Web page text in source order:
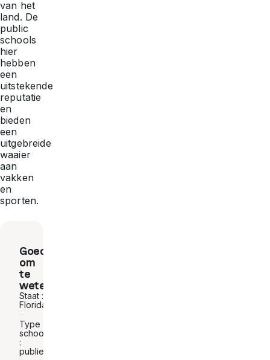
van het
land. De
public
schools
hier
hebben
een
uitstekende
reputatie
en
bieden
een
uitgebreide
waaier
aan
vakken
en
sporten.
Goed
om
te
weten
Staat :
Florida
Type
school
:
publiek